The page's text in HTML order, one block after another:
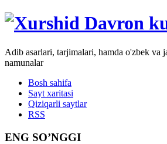
Adib asarlari, tarjimalari, hamda o'zbek va
namunalar
Bosh sahifa
Sayt xaritasi
Qiziqarli saytlar
RSS
ENG SO’NGGI